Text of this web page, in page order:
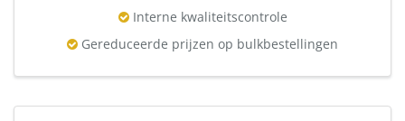
Interne kwaliteitscontrole
Gereduceerde prijzen op bulkbestellingen